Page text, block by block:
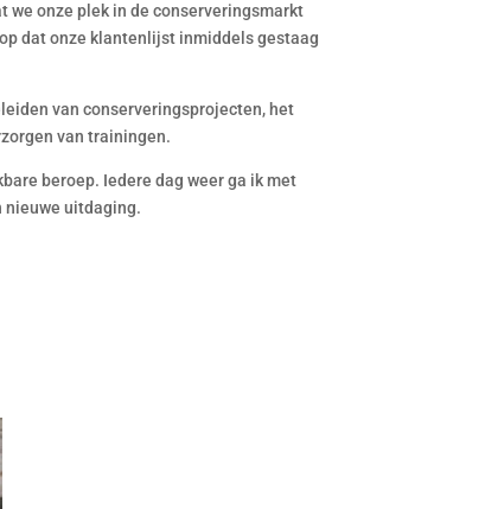
we onze plek in de conserveringsmarkt
dat onze klantenlijst inmiddels gestaag
van conserveringsprojecten, het
van trainingen.
beroep. Iedere dag weer ga ik met
nieuwe uitdaging.